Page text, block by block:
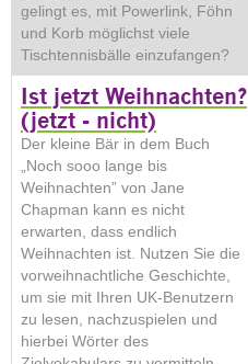
gelingt es, mit Powerlink, Föhn
und Korb möglichst viele
Tischtennisbälle einzufangen?
Ist jetzt Weihnachten?
(jetzt - nicht)
Der kleine Bär in dem Buch
„Noch sooo lange bis
Weihnachten” von Jane
Chapman kann es nicht
erwarten, dass endlich
Weihnachten ist. Nutzen Sie die
vorweihnachtliche Geschichte,
um sie mit Ihren UK-Benutzern
zu lesen, nachzuspielen und
hierbei Wörter des